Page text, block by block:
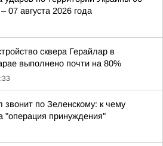
– 07 августа 2026 года
сквера Герайлар в
выполнено почти на 80%
звонит по Зеленскому: к чему
"операция принуждения"